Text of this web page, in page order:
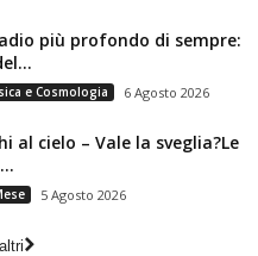
più profondo di sempre:
e Cosmologia 6 Agosto 2026
al cielo – Vale la sveglia?Le
5 Agosto 2026